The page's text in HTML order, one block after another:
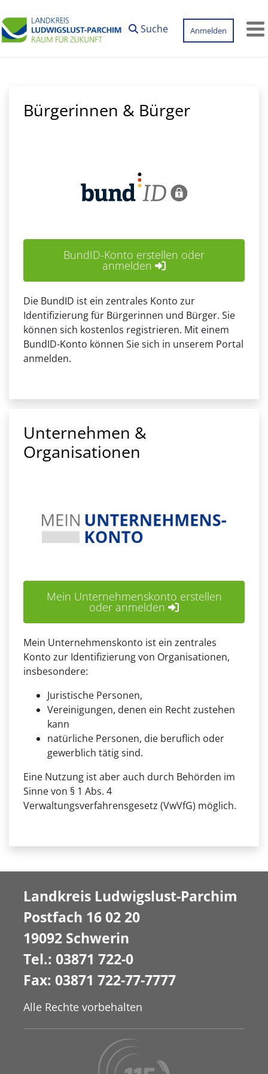
Suche
Anmelden
Bürgerinnen & Bürger
BundID-Konto erstellen oder
anmelden
Die BundID ist ein zentrales Konto zur
Identifizierung für Bürgerinnen und Bürger. Sie
können sich kostenlos registrieren. Mit einem
BundID-Konto können Sie sich in unserem Portal
anmelden.
Unternehmen &
Organisationen
Mein Unternehmenskonto erstellen
oder anmelden
Mein Unternehmenskonto ist ein zentrales
Konto zur Identifizierung von Organisationen,
insbesondere:
Juristische Personen,
Vereinigungen, denen ein Recht zustehen
kann
natürliche Personen, die beruflich oder
gewerblich tätig sind.
Eine Nutzung ist aber auch durch Behörden im
Sinne von § 1 Abs. 4
Verwaltungsverfahrensgesetz (VwVfG) möglich.
Landkreis Ludwigslust-Parchim
Postfach 16 02 20
19092 Schwerin
Tel.: 03871 722-0
Fax: 03871 722-77-7777
Alle Rechte vorbehalten